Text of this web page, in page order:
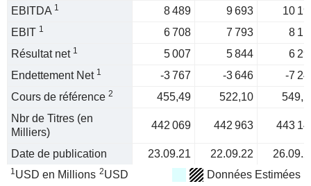
EBITDA 1 8 489 9 693
10
EBIT 1 6 708 7 793
8
Résultat net 1 5 007 5 844
6
Endettement Net 1 -3 767 -3 646
-7
Cours de référence 2 455,49 522,10
Nbr de Titres (en
Milliers)
442 069 442 963 443
Date de publication 23.09.21 22.09.22
1USD en Millions 2USD Données Estimées